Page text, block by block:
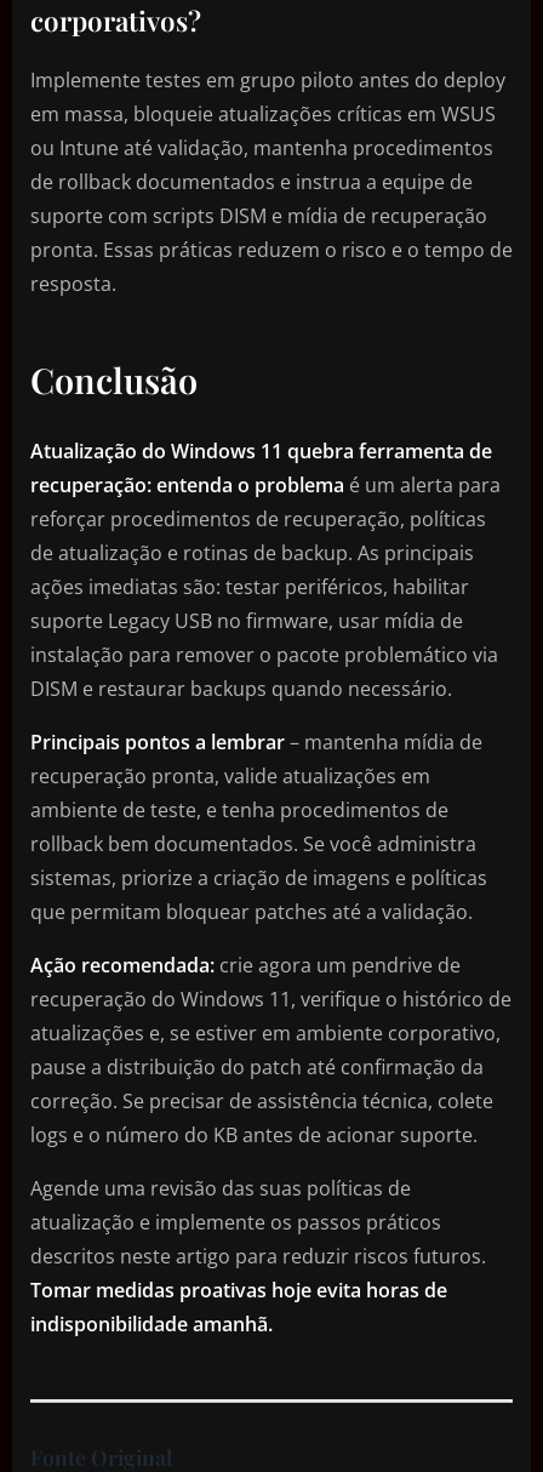
corporativos?
Implemente testes em grupo piloto antes do deploy
em massa, bloqueie atualizações críticas em WSUS
ou Intune até validação, mantenha procedimentos
de rollback documentados e instrua a equipe de
suporte com scripts DISM e mídia de recuperação
pronta. Essas práticas reduzem o risco e o tempo de
resposta.
Conclusão
Atualização do Windows 11 quebra ferramenta de
recuperação: entenda o problema é um alerta para
reforçar procedimentos de recuperação, políticas
de atualização e rotinas de backup. As principais
ações imediatas são: testar periféricos, habilitar
suporte Legacy USB no firmware, usar mídia de
instalação para remover o pacote problemático via
DISM e restaurar backups quando necessário.
Principais pontos a lembrar– mantenha mídia de
recuperação pronta, valide atualizações em
ambiente de teste, e tenha procedimentos de
rollback bem documentados. Se você administra
sistemas, priorize a criação de imagens e políticas
que permitam bloquear patches até a validação.
Ação recomendada: crie agora um pendrive de
recuperação do Windows 11, verifique o histórico de
atualizações e, se estiver em ambiente corporativo,
pause a distribuição do patch até confirmação da
correção. Se precisar de assistência técnica, colete
logs e o número do KB antes de acionar suporte.
Agende uma revisão das suas políticas de
atualização e implemente os passos práticos
descritos neste artigo para reduzir riscos futuros.
Tomar medidas proativas hoje evita horas de
indisponibilidade amanhã.
Fonte Original